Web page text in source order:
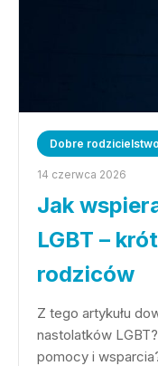
Dobre rodzicielstwo
14 czerwca 2026
Jak
LGBT –
rodziców
Z tego artykułu
nastolatków
pomocy i